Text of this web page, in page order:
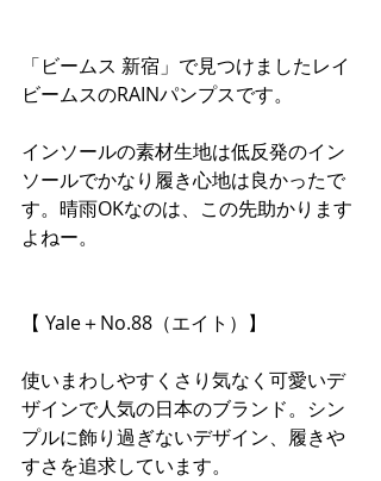
「ビームス 新宿」で見つけましたレイ
ビームスのRAINパンプスです。
インソールの素材生地は低反発のイン
ソールでかなり履き心地は良かったで
す。晴雨OKなのは、この先助かります
よねー。
【 Yale＋No.88（エイト）】
使いまわしやすくさり気なく可愛いデ
ザインで人気の日本のブランド。シン
プルに飾り過ぎないデザイン、履きや
すさを追求しています。